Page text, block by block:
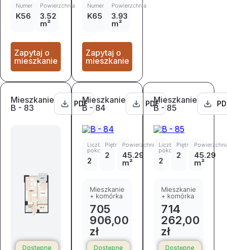
Numer
K56
Powierzchnia
3.52
m²
Zapytaj o
mieszkanie
Numer
K65
Powierzchnia
3.93
m²
Zapytaj o
mieszkanie
Mieszkanie
B - 83
PDF
Dostępne
Mieszkanie
B - 84
PDF
Dostępne
Liczba
pokoi
2
Piętro
2
Powierzchnia
45.29
m²
Mieszkanie
+ komórka
705
906,00
zł
Mieszkanie
B - 85
Dostępne
Liczba
pokoi
2
Piętro
2 45.29
m²
Mieszkanie
+ komórka
714
262,00
zł